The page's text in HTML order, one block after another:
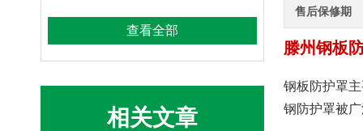
查看全部
相关文章
售后保修期
滕州钢板
钢板防护罩
钢防护罩被